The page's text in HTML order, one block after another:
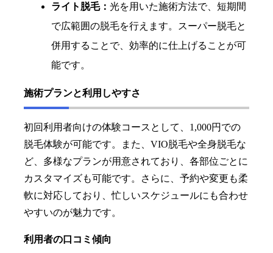
ライト脱毛： 光を用いた施術方法で、短期間
で広範囲の脱毛を行えます。スーパー脱毛と
併用することで、効率的に仕上げることが可
能です。
施術プランと利用しやすさ
初回利用者向けの体験コースとして、1,000円での
脱毛体験が可能です。また、VIO脱毛や全身脱毛な
ど、多様なプランが用意されており、各部位ごとに
カスタマイズも可能です。さらに、予約や変更も柔
軟に対応しており、忙しいスケジュールにも合わせ
やすいのが魅力です。
利用者の口コミ傾向